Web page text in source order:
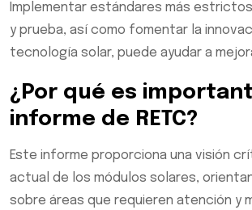
Implementar estándares más
y prueba, así como fomentar la
tecnología solar, puede ayudar a
¿Por qué es
informe de RETC?
Este informe proporciona una visión
actual de los módulos solares,
sobre áreas que requieren atención y